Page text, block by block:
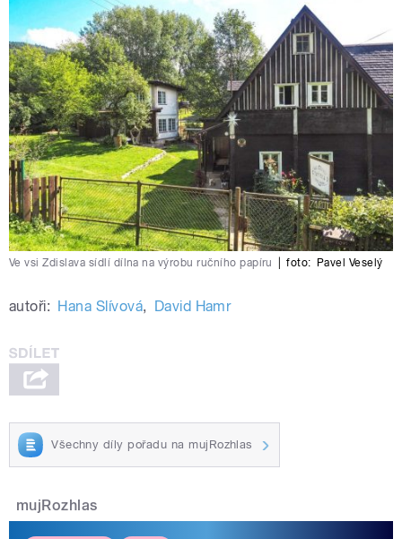
Ve vsi Zdislava sídlí dílna na výrobu ručního papíru foto: Pavel Veselý
autoři: Hana Slívová, David Hamr
Všechny díly pořadu na mujRozhlas
mujRozhlas